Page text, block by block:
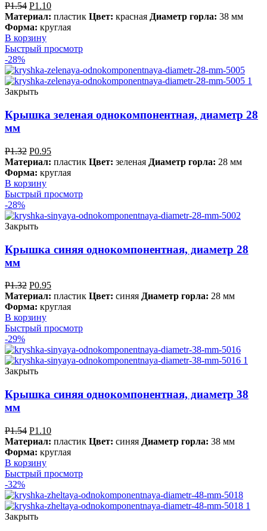
Р1.54 Р1.10
Материал: пластик Цвет: красная Диаметр горла: 38 мм
Форма: круглая
В корзину
Быстрый просмотр
-28%
Закрыть
Крышка зеленая однокомпонентная, диаметр 28
мм
Р1.32 Р0.95
Материал: пластик Цвет: зеленая Диаметр горла: 28 мм
Форма: круглая
В корзину
Быстрый просмотр
-28%
Закрыть
Крышка синяя однокомпонентная, диаметр 28
мм
Р1.32 Р0.95
Материал: пластик Цвет: синяя Диаметр горла: 28 мм
Форма: круглая
В корзину
Быстрый просмотр
-29%
Закрыть
Крышка синяя однокомпонентная, диаметр 38
мм
Р1.54 Р1.10
Материал: пластик Цвет: синяя Диаметр горла: 38 мм
Форма: круглая
В корзину
Быстрый просмотр
-32%
Закрыть